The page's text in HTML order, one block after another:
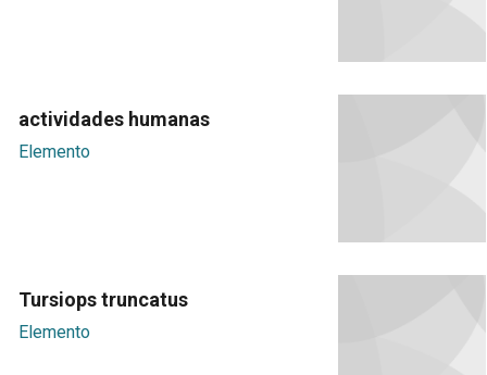
actividades humanas
Elemento
Tursiops truncatus
Elemento